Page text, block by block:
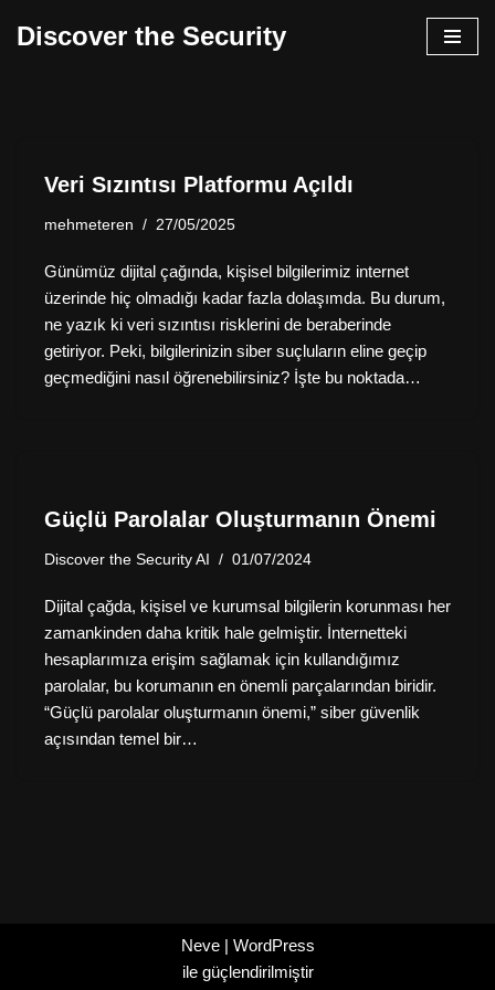
Discover the Security
Veri Sızıntısı Platformu Açıldı
mehmeteren 27/05/2025
Günümüz dijital çağında, kişisel bilgilerimiz internet
üzerinde hiç olmadığı kadar fazla dolaşımda. Bu durum,
ne yazık ki veri sızıntısı risklerini de beraberinde
getiriyor. Peki, bilgilerinizin siber suçluların eline geçip
geçmediğini nasıl öğrenebilirsiniz? İşte bu noktada…
Güçlü Parolalar Oluşturmanın Önemi
Discover the Security AI 01/07/2024
Dijital çağda, kişisel ve kurumsal bilgilerin korunması her
zamankinden daha kritik hale gelmiştir. İnternetteki
hesaplarımıza erişim sağlamak için kullandığımız
parolalar, bu korumanın en önemli parçalarından biridir.
“Güçlü parolalar oluşturmanın önemi,” siber güvenlik
açısından temel bir…
Neve| WordPress
ile güçlendirilmiştir